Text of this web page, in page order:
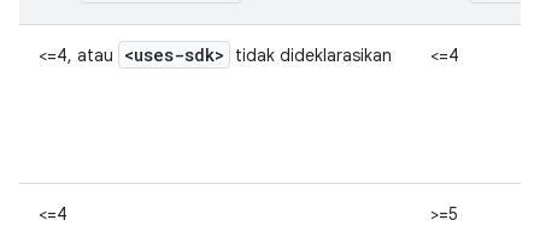
<=4, atau <uses-sdk> tidak dideklarasikan <=4
<=4 >=5